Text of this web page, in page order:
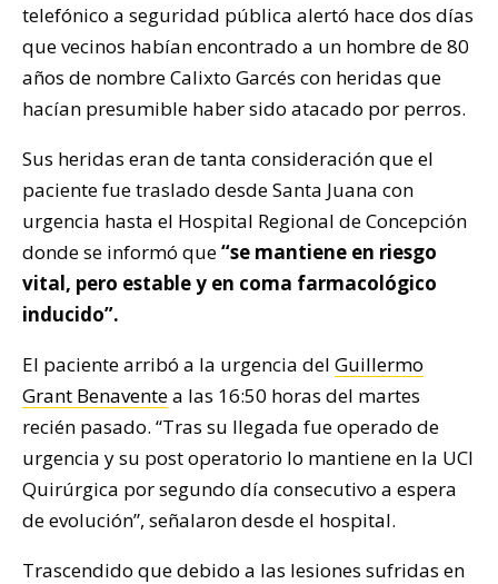
telefónico a seguridad pública alertó hace dos días
que vecinos habían encontrado a un hombre de 80
años de nombre Calixto Garcés con heridas que
hacían presumible haber sido atacado por perros.
Sus heridas eran de tanta consideración que el
paciente fue traslado desde Santa Juana con
urgencia hasta el Hospital Regional de Concepción
donde se informó que“se mantiene en riesgo
vital, pero estable y en coma farmacológico
inducido”.
El paciente arribó a la urgencia del Guillermo
Grant Benaventea las 16:50 horas del martes
recién pasado. “Tras su llegada fue operado de
urgencia y su post operatorio lo mantiene en la UCI
Quirúrgica por segundo día consecutivo a espera
de evolución”, señalaron desde el hospital.
Trascendido que debido a las lesiones sufridas en